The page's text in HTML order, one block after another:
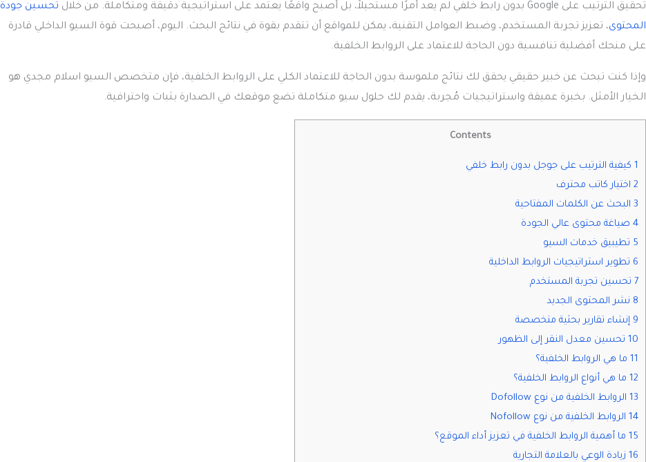
تحقيق الترتيب على Google بدون رابط خلفي لم يعد أمرًا مستحيلاً، بل أصبح واقعًا يعتمد على استراتيجية دقيقة ومتكاملة. من خلال تحسين جودة
المحتوى، تعزيز تجربة المستخدم، وضبط العوامل التقنية، يمكن للمواقع أن تتقدم بقوة في نتائج البحث. اليوم، أصبحت قوة السيو الداخلي قادرة
على منحك أفضلية تنافسية دون الحاجة للاعتماد على الروابط الخلفية.
وإذا كنت تبحث عن خبير حقيقي يحقق لك نتائج ملموسة بدون الحاجة للاعتماد الكلي على الروابط الخلفية، فإن متخصص السيو اسلام مجدي هو
الخيار الأمثل. بخبرة عميقة واستراتيجيات مُجربة، يقدم لك حلول سيو متكاملة تضع موقعك في الصدارة بثبات واحترافية.
Contents
1 كيفية الترتيب على جوجل بدون رابط خلفي
2 اختيار كاتب محترف
3 البحث عن الكلمات المفتاحية
4 صياغة محتوى عالي الجودة
5 تطيبيق خدمات السيو
6 تطوير استراتيجيات الروابط الداخلية
7 تحسين تجربة المستخدم
8 نشر المحتوى الجديد
9 إنشاء تقارير بحثية متخصصة
10 تحسين معدل النقر إلى الظهور
11 ما هي الروابط الخلفية؟
12 ما هي أنواع الروابط الخلفية؟
13 الروابط الخلفية من نوع Dofollow
14 الروابط الخلفية من نوع Nofollow
15 ما أهمية الروابط الخلفية في تعزيز أداء الموقع؟
16 زيادة الوعي بالعلامة التجارية